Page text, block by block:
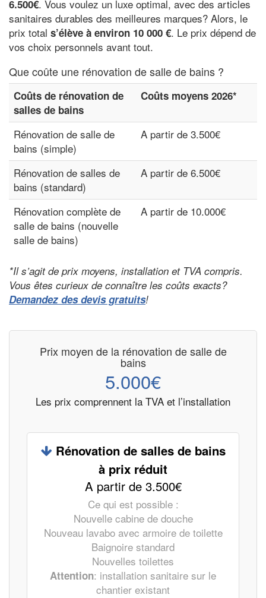
6.500€. Vous voulez un luxe optimal, avec des articles
sanitaires durables des meilleures marques? Alors, le
prix total s’élève à environ 10 000 €. Le prix dépend de
vos choix personnels avant tout.
Que coûte une rénovation de salle de bains ?
Coûts de rénovation de
salles de bains
Coûts moyens 2026*
Rénovation de salle de
bains (simple)
A partir de 3.500€
Rénovation de salles de
bains (standard)
A partir de 6.500€
Rénovation complète de
salle de bains (nouvelle
salle de bains)
A partir de 10.000€
*Il s’agit de prix moyens, installation et TVA compris.
Vous êtes curieux de connaître les coûts exacts?
Demandez des devis gratuits!
Prix moyen de la rénovation de salle de
bains
5.000€
Les prix comprennent la TVA et l’installation
Rénovation de salles de bains
à prix réduit
A partir de 3.500€
Ce qui est possible :
Nouvelle cabine de douche
Nouveau lavabo avec armoire de toilette
Baignoire standard
Nouvelles toilettes
Attention: installation sanitaire sur le
chantier existant